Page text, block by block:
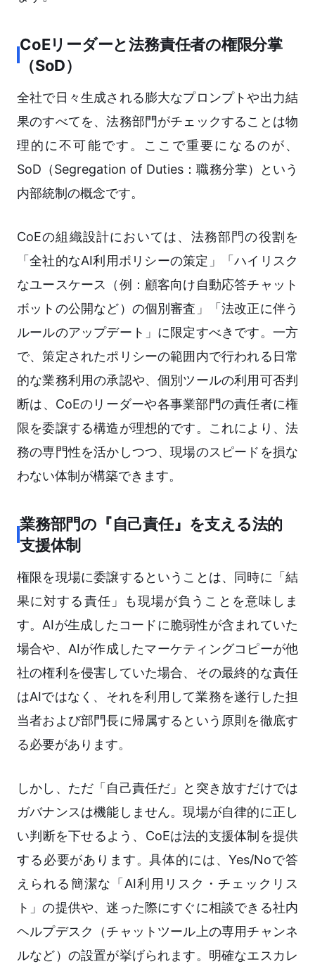
CoEリーダーと法務責任者の権限分掌
（SoD）
全社で日々生成される膨大なプロンプトや出力結
果のすべてを、法務部門がチェックすることは物
理的に不可能です。ここで重要になるのが、
SoD（Segregation of Duties：職務分掌）という
内部統制の概念です。
CoEの組織設計においては、法務部門の役割を
「全社的なAI利用ポリシーの策定」「ハイリスク
なユースケース（例：顧客向け自動応答チャット
ボットの公開など）の個別審査」「法改正に伴う
ルールのアップデート」に限定すべきです。一方
で、策定されたポリシーの範囲内で行われる日常
的な業務利用の承認や、個別ツールの利用可否判
断は、CoEのリーダーや各事業部門の責任者に権
限を委譲する構造が理想的です。これにより、法
務の専門性を活かしつつ、現場のスピードを損な
わない体制が構築できます。
業務部門の『自己責任』を支える法的
支援体制
権限を現場に委譲するということは、同時に「結
果に対する責任」も現場が負うことを意味しま
す。AIが生成したコードに脆弱性が含まれていた
場合や、AIが作成したマーケティングコピーが他
社の権利を侵害していた場合、その最終的な責任
はAIではなく、それを利用して業務を遂行した担
当者および部門長に帰属するという原則を徹底す
る必要があります。
しかし、ただ「自己責任だ」と突き放すだけでは
ガバナンスは機能しません。現場が自律的に正し
い判断を下せるよう、CoEは法的支援体制を提供
する必要があります。具体的には、Yes/Noで答
えられる簡潔な「AI利用リスク・チェックリス
ト」の提供や、迷った際にすぐに相談できる社内
ヘルプデスク（チャットツール上の専用チャンネ
ルなど）の設置が挙げられます。明確なエスカレ